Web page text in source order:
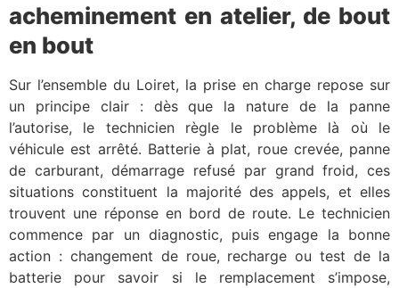
acheminement en atelier, de bout
en bout
Sur l’ensemble du Loiret, la prise en charge repose sur
un principe clair : dès que la nature de la panne
l’autorise, le technicien règle le problème là où le
véhicule est arrêté. Batterie à plat, roue crevée, panne
de carburant, démarrage refusé par grand froid, ces
situations constituent la majorité des appels, et elles
trouvent une réponse en bord de route. Le technicien
commence par un diagnostic, puis engage la bonne
action : changement de roue, recharge ou test de la
batterie pour savoir si le remplacement s’impose,